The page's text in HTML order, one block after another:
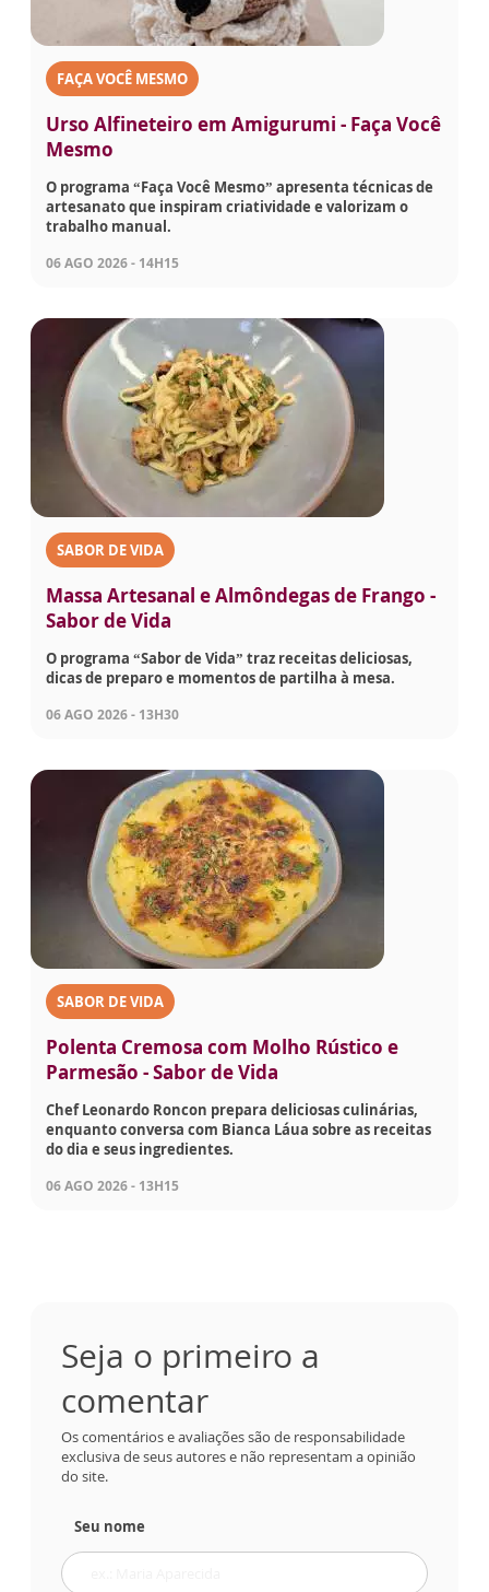
FAÇA VOCÊ MESMO
Urso Alfineteiro em Amigurumi - Faça Você
Mesmo
O programa “Faça Você Mesmo” apresenta técnicas de
artesanato que inspiram criatividade e valorizam o
trabalho manual.
06 AGO 2026 - 14H15
SABOR DE VIDA
Massa Artesanal e Almôndegas de Frango -
Sabor de Vida
O programa “Sabor de Vida” traz receitas deliciosas,
dicas de preparo e momentos de partilha à mesa.
06 AGO 2026 - 13H30
SABOR DE VIDA
Polenta Cremosa com Molho Rústico e
Parmesão - Sabor de Vida
Chef Leonardo Roncon prepara deliciosas culinárias,
enquanto conversa com Bianca Láua sobre as receitas
do dia e seus ingredientes.
06 AGO 2026 - 13H15
Seja o primeiro a
comentar
Os comentários e avaliações são de responsabilidade
exclusiva de seus autores e não representam a opinião
do site.
Seu nome